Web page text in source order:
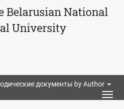
Belarusian National
University
документы by Author